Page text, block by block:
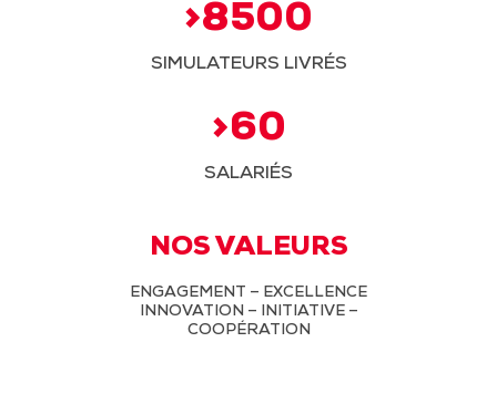
>8500
SIMULATEURS LIVRÉS
>60
SALARIÉS
NOS VALEURS
ENGAGEMENT – EXCELLENCE
INNOVATION – INITIATIVE –
COOPÉRATION